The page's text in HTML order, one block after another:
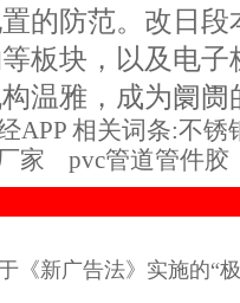
的防范。改日
板块，以及电
温雅，成为阛
APP 相关词条:不锈
家 pvc管道管件胶
《新广告法》实施的“